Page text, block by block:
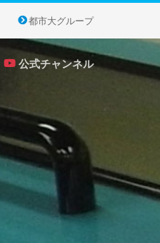
都市大グループ
公式チャンネル